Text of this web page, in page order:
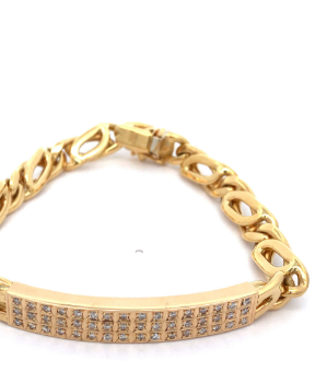
10:00-19:00（年中無休）/通話料無料